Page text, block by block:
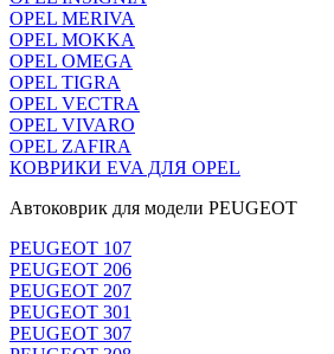
OPEL MERIVA
OPEL MOKKA
OPEL OMEGA
OPEL TIGRA
OPEL VECTRA
OPEL VIVARO
OPEL ZAFIRA
КОВРИКИ EVA ДЛЯ OPEL
Автоковрик для модели PEUGEOT
PEUGEOT 107
PEUGEOT 206
PEUGEOT 207
PEUGEOT 301
PEUGEOT 307